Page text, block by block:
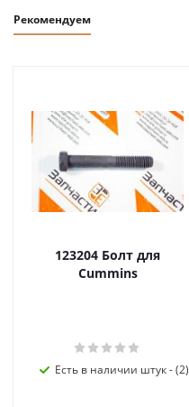
Рекомендуем
123204 Болт для
Cummins
Есть в наличии штук - (2)